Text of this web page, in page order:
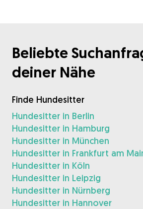
Beliebte
deiner Nähe
Finde Hundesitter
Hundesitter in Berlin
Hundesitter in Hamburg
Hundesitter in München
Hundesitter in Frankfurt am
Hundesitter in Köln
Hundesitter in Leipzig
Hundesitter in Nürnberg
Hundesitter in Hannover